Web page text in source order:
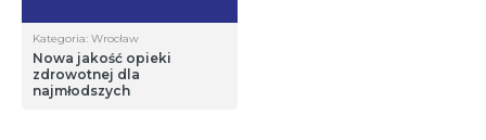
Kategoria: Wrocław
Nowa jakość opieki
zdrowotnej dla
najmłodszych